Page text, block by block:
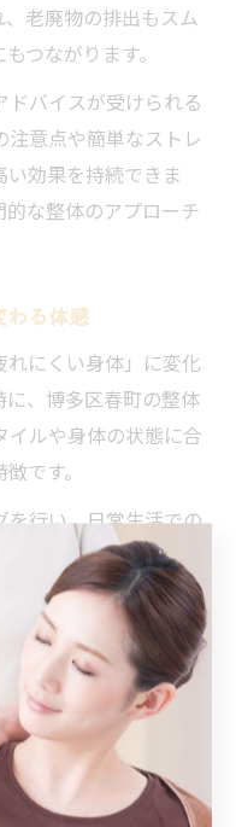
老廃物の排出もスム
つながります。
ドバイスが受けられる
注意点や簡単なストレ
効果を持続できま
な整体のアプローチ
わる体感
にくい身体」に変化
に、博多区春町の整体
イルや身体の状態に合
です。
を行い、日常生活での
で、最適なケアプラ
とで、筋肉や関節の柔
しやすくなります。
よりも疲れが残りにく
といった声が寄せら
変えたい方は、整体
みてはいかがでしょ